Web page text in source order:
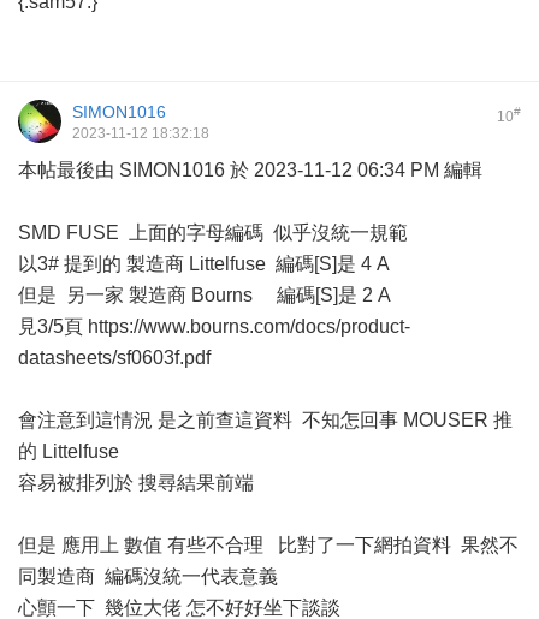
10#
SIMON1016
2023-11-12 18:32:18
本帖最後由 SIMON1016 於 2023-11-12 06:34 PM 編輯
SMD FUSE 上面的字母編碼 似乎沒統一規範
以3# 提到的 製造商 Littelfuse 編碼[S]是 4 A
但是 另一家 製造商 Bourns 編碼[S]是 2 A
見3/5頁 https://www.bourns.com/docs/product-
datasheets/sf0603f.pdf
會注意到這情況 是之前查這資料 不知怎回事 MOUSER 推
的 Littelfuse
容易被排列於 搜尋結果前端
但是 應用上 數值 有些不合理 比對了一下網拍資料 果然不
同製造商 編碼沒統一代表意義
心顫一下 幾位大佬 怎不好好坐下談談